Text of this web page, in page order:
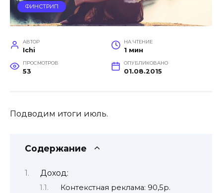
ФИНСТРИП
АВТОР
Ichi
НА ЧТЕНИЕ
1 мин
ПРОСМОТРОВ
53
ОПУБЛИКОВАНО
01.08.2015
Подводим итоги июль.
Содержание
Доход:
Контекстная реклама: 90,5р.